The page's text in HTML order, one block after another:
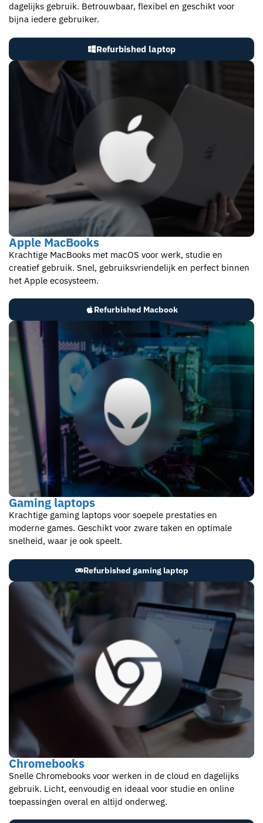
dagelijks gebruik. Betrouwbaar, flexibel en geschikt voor
bijna iedere gebruiker.
Refurbished laptop
Apple MacBooks
Krachtige MacBooks met macOS voor werk, studie en
creatief gebruik. Snel, gebruiksvriendelijk en perfect binnen
het Apple ecosysteem.
Refurbished Macbook
Gaming laptops​
Krachtige gaming laptops voor soepele prestaties en
moderne games. Geschikt voor zware taken en optimale
snelheid, waar je ook speelt.
Refurbished gaming laptop
Chromebooks
Snelle Chromebooks voor werken in de cloud en dagelijks
gebruik. Licht, eenvoudig en ideaal voor studie en online
toepassingen overal en altijd onderweg.